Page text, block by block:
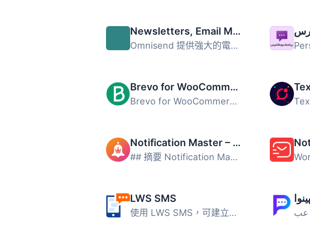
Newsletters, Email Marketing, SMS and Popups by Omnisend
Omnisend 提供強大的電子郵件行銷、電子報、簡訊行銷及自動化...
Brevo for WooCommerce
Brevo for WooCommerce 外掛提供簡單的方式來整合您的網路商...
Notification Master – Real-Time WordPress Notifications With Email, SMS, Webhooks & More
## 摘要 Notification Master 是一個多功能的 WordPress 外掛...
LWS SMS
使用 LWS SMS，可建立簡訊範本並配置您的 WooCommerce 商店，...